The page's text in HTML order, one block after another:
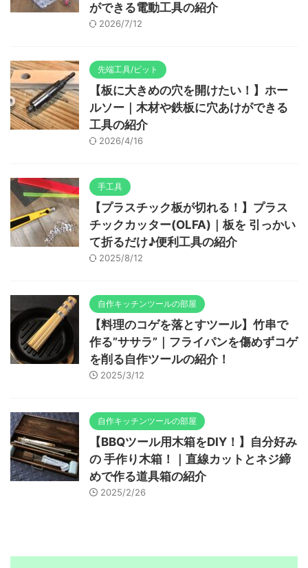
ができる電動工具の紹介
2026/7/12
先端工具/ビット
【板に大きめの穴を開けたい！】ホー
ルソー｜木材や鉄板に穴あけができる
工具の紹介
2026/4/16
手工具
【プラスチック板が切れる！】プラス
チックカッター(OLFA)｜板を 引っかい
て折るだけ♪便利工具の紹介
2025/8/12
自作キッチンツールの部屋
【料理のコゲを落とすツール】竹串で
作る”ササラ”｜フライパンを傷めずコゲ
を削る自作ツールの紹介！
2025/3/12
自作キッチンツールの部屋
【BBQツール用木箱をDIY！】自分好み
の 手作り木箱！｜直線カットとネジ締
めで作る道具箱の紹介
2025/2/26